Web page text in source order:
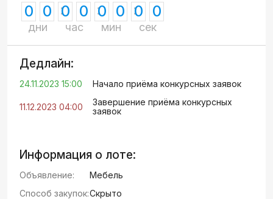
0 0
дни
0 0
час
0 0
мин
0 0
сек
Дедлайн:
24.11.2023 15:00 Начало приёма конкурсных заявок
11.12.2023 04:00
Завершение приёма конкурсных
заявок
Информация о лоте:
Объявление:
Мебель
Способ закупок:Скрыто